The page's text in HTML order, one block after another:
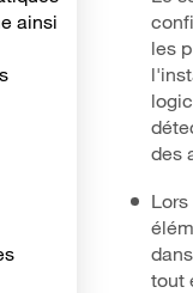
ainsi
les
des
tout